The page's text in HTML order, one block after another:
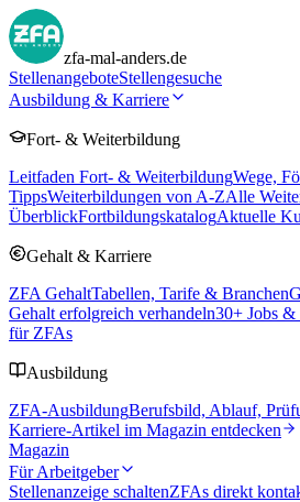
zfa-mal-anders.de
StellenangeboteStellengesuche
Ausbildung & Karriere
Fort- & Weiterbildung
Leitfaden Fort- & WeiterbildungWege,
TippsWeiterbildungen von A-ZAlle
ÜberblickFortbildungskatalogAktuelle
Gehalt & Karriere
ZFA GehaltTabellen, Tarife & Branchen
Gehalt erfolgreich verhandeln30+ Jobs &
für ZFAs
Ausbildung
ZFA-AusbildungBerufsbild, Ablauf,
Karriere-Artikel im Magazin entdecken
Magazin
Für Arbeitgeber
Stellenanzeige schaltenZFAs direkt